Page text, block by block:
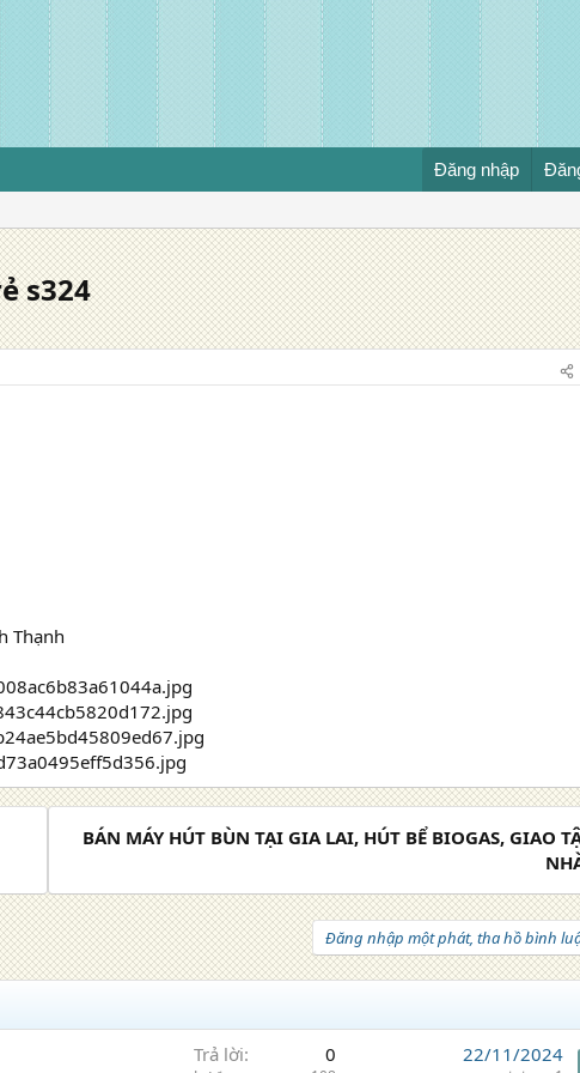
Đăng nhập
s324
Thạnh
BÁN MÁY HÚT BÙN TẠI GIA LAI, HÚT BỂ BIOGAS, GIAO
Đăng nhập một phát, tha hồ bình
Trả lời 0 22/11/2024